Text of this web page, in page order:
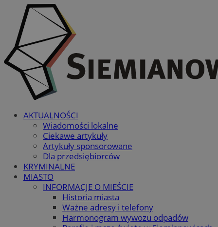
AKTUALNOŚCI
Wiadomości lokalne
Ciekawe artykuły
Artykuły sponsorowane
Dla przedsiębiorców
KRYMINALNE
MIASTO
INFORMACJE O MIEŚCIE
Historia miasta
Ważne adresy i telefony
Harmonogram wywozu odpadów